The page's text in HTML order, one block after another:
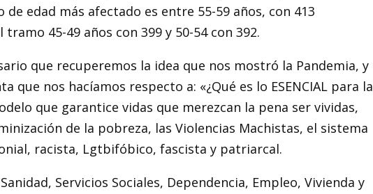
edad más afectado es entre 55-59 años, con 413
45-49 años con 399 y 50-54 con 392.
que recuperemos la idea que nos mostró la Pandemia, y
que nos hacíamos respecto a: «¿Qué es lo ESENCIAL para la
que garantice vidas que merezcan la pena ser vividas,
de la pobreza, las Violencias Machistas, el sistema
racista, Lgtbifóbico, fascista y patriarcal.
Servicios Sociales, Dependencia, Empleo, Vivienda y